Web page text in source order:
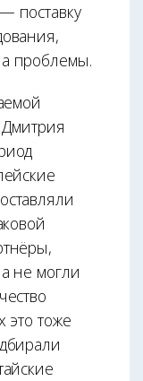
поставку
проблемы.
не могли
это тоже